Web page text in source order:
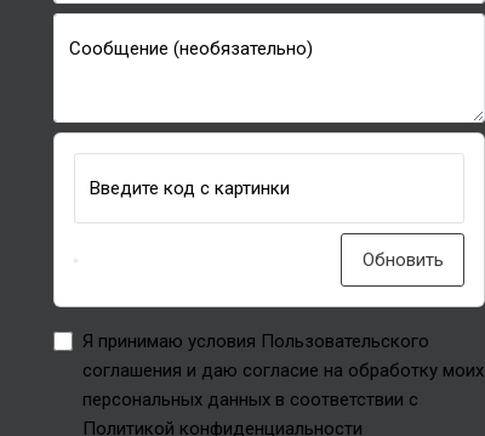
Сообщение (необязательно)
Введите код с картинки
Обновить
Я принимаю условия Пользовательского
соглашения и даю согласие на обработку моих
персональных данных в соответствии с
Политикой конфиденциальности